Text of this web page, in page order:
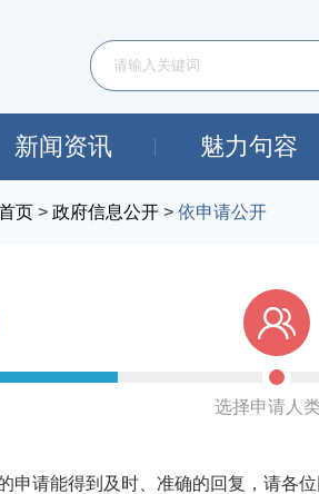
新闻资讯 魅力句容
页 > 政府信息公开 > 依申请公开
选择申请人
请能得到及时、准确的回复，请各位